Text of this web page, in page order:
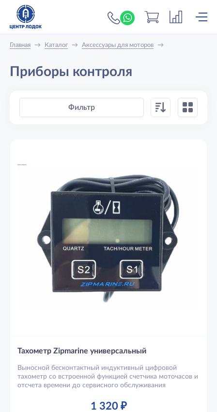
+7 (919) 698-56-
Главная → Каталог → Аксессуары для моторов →
Приборы контроля
Фильтр
Тахометр Zipmarine универсальный
Выносной бесконтактный индуктивный цифровой
тахометр со встроенной функцией счетчика моточасов и
отсчета времени до сервисного обслуживания
1 320₽